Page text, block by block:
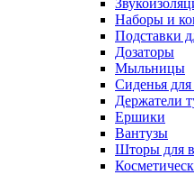
Наборы и
Подставки
Дозаторы
Мыльницы
Сиденья для
Держатели
Ершики
Вантузы
Шторы для